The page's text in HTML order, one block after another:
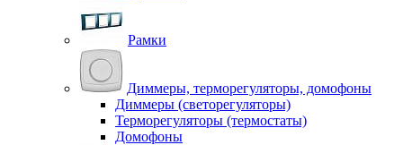
Рамки
Диммеры, терморегуляторы, домофоны
Диммеры (светорегуляторы)
Терморегуляторы (термостаты)
Домофоны